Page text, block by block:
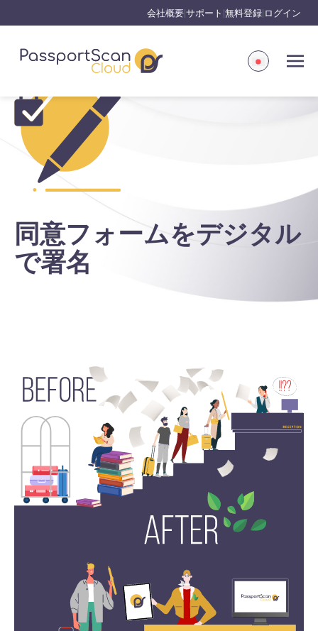
会社概要 サポート 無料登録 ログイン
同意フォームをデジタル
で署名